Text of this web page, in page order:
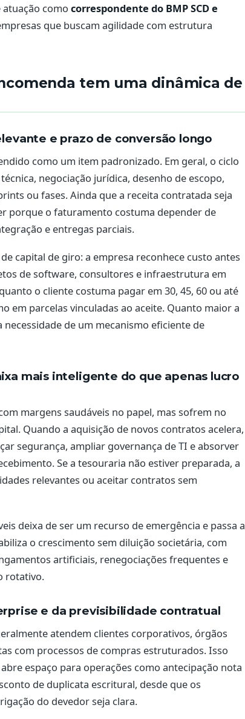
atuação como correspondente do BMP SCD e
que buscam agilidade com estrutura
tem uma dinâmica de
e prazo de conversão longo
como um item padronizado. Em geral, o ciclo
negociação jurídica, desenho de escopo,
ou fases. Ainda que a receita contratada seja
porque o faturamento costuma depender de
e entregas parciais.
capital de giro: a empresa reconhece custo antes
de software, consultores e infraestrutura em
o cliente costuma pagar em 30, 45, 60 ou até
em parcelas vinculadas ao aceite. Quanto maior a
de um mecanismo eficiente de
mais inteligente do que apenas lucro
margens saudáveis no papel, mas sofrem no
Quando a aquisição de novos contratos acelera,
segurança, ampliar governança de TI e absorver
Se a tesouraria não estiver preparada, a
relevantes ou aceitar contratos sem
deixa de ser um recurso de emergência e passa a
o crescimento sem diluição societária, com
artificiais, renegociações frequentes e
rotativo.
e da previsibilidade contratual
atendem clientes corporativos, órgãos
com processos de compras estruturados. Isso
espaço para operações como antecipação nota
de duplicata escritural, desde que os
do devedor seja clara.